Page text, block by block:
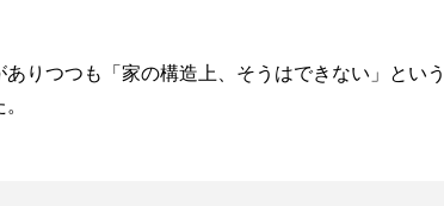
りつつも「家の構造上、そうはできない」とい